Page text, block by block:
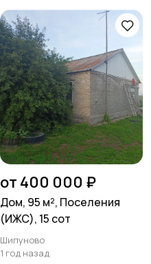
от 400 000 ₽
Дом, 95 м², Поселения
(ИЖС), 15 сот
Шипуново
1 год назад